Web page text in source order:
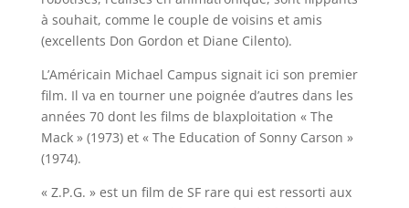
à souhait, comme le couple de voisins et amis
(excellents Don Gordon et Diane Cilento).
L’Américain Michael Campus signait ici son premier
film. Il va en tourner une poignée d’autres dans les
années 70 dont les films de blaxploitation « The
Mack » (1973) et « The Education of Sonny Carson »
(1974).
« Z.P.G. » est un film de SF rare qui est ressorti aux